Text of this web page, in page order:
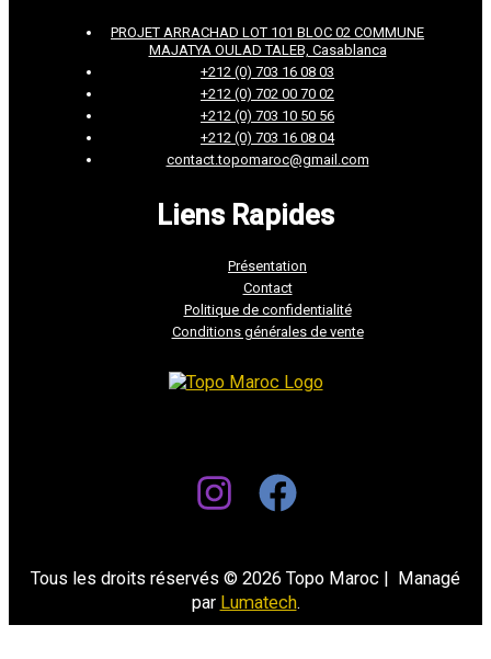
PROJET ARRACHAD LOT 101 BLOC 02 COMMUNE
MAJATYA OULAD TALEB, Casablanca
+212 (0) 703 16 08 03
+212 (0) 702 00 70 02
+212 (0) 703 10 50 56
+212 (0) 703 16 08 04
contact.topomaroc@gmail.com
Liens Rapides
Présentation
Contact
Politique de confidentialité
Conditions générales de vente
Tous les droits réservés © 2026 Topo Maroc | Managé
par Lumatech.